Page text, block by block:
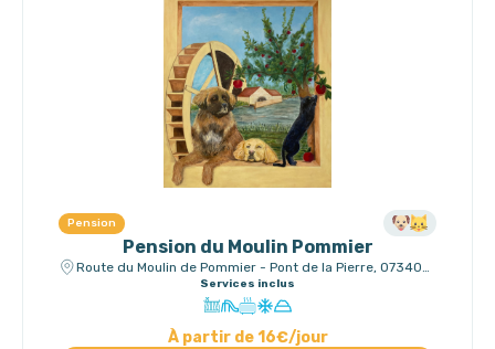
Pension
Pension du Moulin Pommier
Route du Moulin de Pommier - Pont de la Pierre, 07340
Services inclus
À partir de 16€/jour